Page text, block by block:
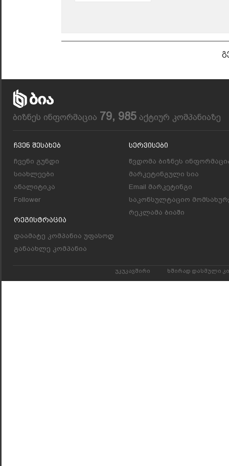
ბიზნეს ინფორმაცია 79, 985 აქტიურ კომპანიაზე
Ჩვენ Შესახებ
ჩვენი გუნდი
სიახლეები
ანალიტიკა
Follower
Რეგისტრაცია
დაამატე კომპანია უფასოდ
განაახლე კომპანია
Სერვისები
წვდომა ბიზნეს
მარკეტინგული სია
Email მარკეტინგი
საკონსულტაციო
რეკლამა ბიაში
უკუკავშირი ხშირად დასმული